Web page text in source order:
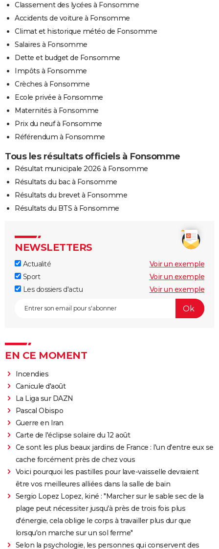
Classement des lycées à Fonsomme
Accidents de voiture à Fonsomme
Climat et historique météo de Fonsomme
Salaires à Fonsomme
Dette et budget de Fonsomme
Impôts à Fonsomme
Crèches à Fonsomme
Ecole privée à Fonsomme
Maternités à Fonsomme
Prix du neuf à Fonsomme
Référendum à Fonsomme
Tous les résultats officiels à Fonsomme
Résultat municipale 2026 à Fonsomme
Résultats du bac à Fonsomme
Résultats du brevet à Fonsomme
Résultats du BTS à Fonsomme
NEWSLETTERS
Actualité
Voir un exemple
Sport
Voir un exemple
Les dossiers d'actu
Voir un exemple
EN CE MOMENT
Incendies
Canicule d'août
La Liga sur DAZN
Pascal Obispo
Guerre en Iran
Carte de l'éclipse solaire du 12 août
Ce sont les plus beaux jardins de France : l'un d'entre eux se
cache forcément près de chez vous
Voici pourquoi les pastilles pour lave-vaisselle devraient
être vos meilleures alliées dans la salle de bain
Sergio Lopez Lopez, kiné : "Marcher sur le sable sec de la
plage peut nécessiter jusqu'à près de trois fois plus
d'énergie, cela oblige le corps à travailler plus dur que
lorsqu'on marche sur un sol ferme"
Selon la psychologie, les personnes qui conservent des